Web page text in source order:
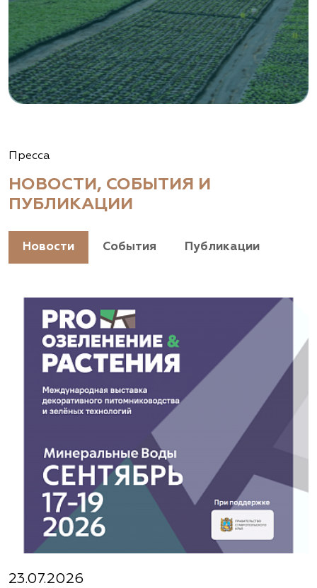
Пресса
НОВОСТИ, СОБЫТИЯ И
ПУБЛИКАЦИИ
Новости События Публикации
23.07.2026